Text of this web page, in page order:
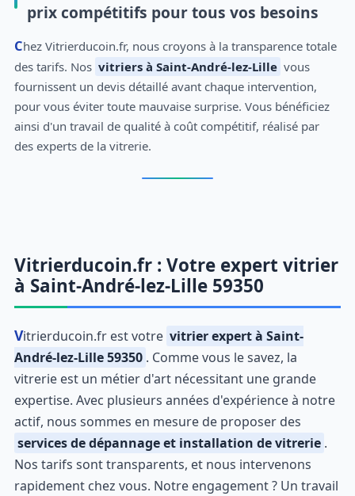
prix compétitifs pour tous vos besoins
Chez Vitrierducoin.fr, nous croyons à la transparence totale
des tarifs. Nos vitriers à Saint-André-lez-Lille vous
fournissent un devis détaillé avant chaque intervention,
pour vous éviter toute mauvaise surprise. Vous bénéficiez
ainsi d'un travail de qualité à coût compétitif, réalisé par
des experts de la vitrerie.
Vitrierducoin.fr : Votre expert vitrier
à Saint-André-lez-Lille 59350
Vitrierducoin.fr est votre vitrier expert à Saint-
André-lez-Lille 59350 . Comme vous le savez, la
vitrerie est un métier d'art nécessitant une grande
expertise. Avec plusieurs années d'expérience à notre
actif, nous sommes en mesure de proposer des
services de dépannage et installation de vitrerie .
Nos tarifs sont transparents, et nous intervenons
rapidement chez vous. Notre engagement ? Un travail